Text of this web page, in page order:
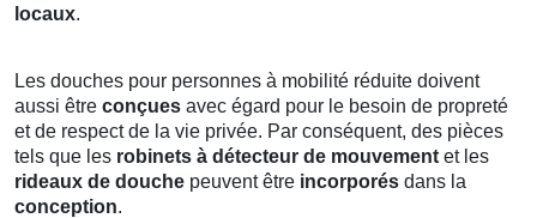
locaux.
Les douches pour personnes à mobilité réduite doivent
aussi être conçues avec égard pour le besoin de propreté
et de respect de la vie privée. Par conséquent, des pièces
tels que les robinets à détecteur de mouvement et les
rideaux de douche peuvent être incorporés dans la
conception.